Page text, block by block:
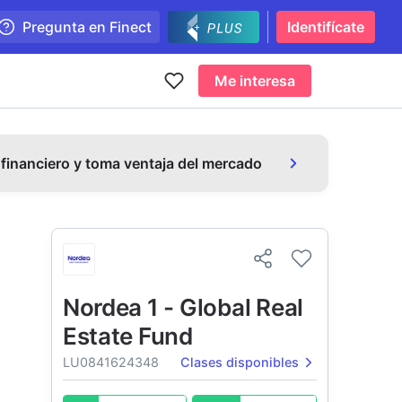
Pregunta en Finect Identifícate
Me interesa
y toma ventaja del mercado
Nordea 1 - Global Real
Estate Fund
LU0841624348 Clases disponibles